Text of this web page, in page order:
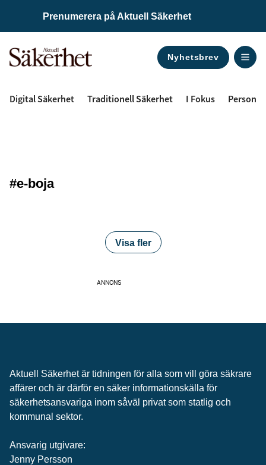
Prenumerera på Aktuell Säkerhet
Nyhetsbrev
Digital Säkerhet Traditionell Säkerhet I Fokus
#e-boja
Visa fler
ANNONS
Aktuell Säkerhet är tidningen för alla som vill göra säkrare
affärer och är därför en säker informationskälla för
säkerhets­ansvariga inom såväl privat som statlig och
kommunal sektor.
Ansvarig utgivare:
Jenny Persson